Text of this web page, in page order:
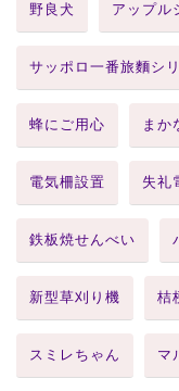
野良犬 アップル
サッポロ一番旅麵シ
蜂にご用心 まか
電気柵設置 失礼
鉄板焼せんべい
新型草刈り機 桔
スミレちゃん マ